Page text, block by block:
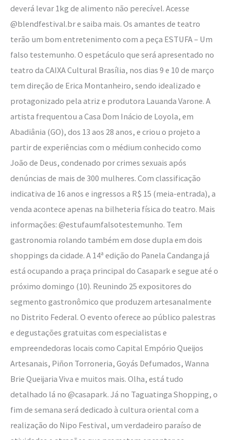
deverá levar 1kg de alimento não perecível. Acesse
@blendfestival.br e saiba mais. Os amantes de teatro
terão um bom entretenimento com a peça ESTUFA – Um
falso testemunho. O espetáculo que será apresentado no
teatro da CAIXA Cultural Brasília, nos dias 9 e 10 de março
tem direção de Erica Montanheiro, sendo idealizado e
protagonizado pela atriz e produtora Lauanda Varone. A
artista frequentou a Casa Dom Inácio de Loyola, em
Abadiânia (GO), dos 13 aos 28 anos, e criou o projeto a
partir de experiências com o médium conhecido como
João de Deus, condenado por crimes sexuais após
denúncias de mais de 300 mulheres. Com classificação
indicativa de 16 anos e ingressos a R$ 15 (meia-entrada), a
venda acontece apenas na bilheteria física do teatro. Mais
informações: @estufaumfalsotestemunho. Tem
gastronomia rolando também em dose dupla em dois
shoppings da cidade. A 14ª edição do Panela Candanga já
está ocupando a praça principal do Casapark e segue até o
próximo domingo (10). Reunindo 25 expositores do
segmento gastronômico que produzem artesanalmente
no Distrito Federal. O evento oferece ao público palestras
e degustações gratuitas com especialistas e
empreendedoras locais como Capital Empório Queijos
Artesanais, Piñon Torroneria, Goyás Defumados, Wanna
Brie Queijaria Viva e muitos mais. Olha, está tudo
detalhado lá no @casapark. Já no Taguatinga Shopping, o
fim de semana será dedicado à cultura oriental com a
realização do Nipo Festival, um verdadeiro paraíso de